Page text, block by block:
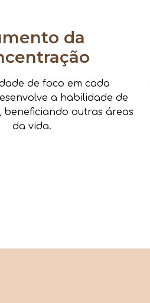
da
de foco em cada
a habilidade de
beneficiando outras áreas
da vida.